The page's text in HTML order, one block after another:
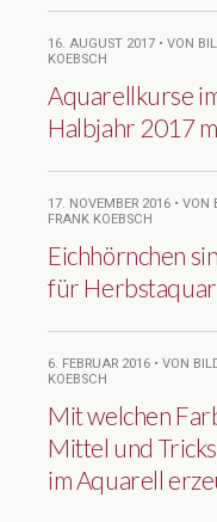
16. AUGUST 2017 • VON
KOEBSCH
Aquarellkurse
Halbjahr 2017
17. NOVEMBER 2016 • VON
FRANK KOEBSCH
Eichhörnchen
für
6. FEBRUAR 2016 • VON
KOEBSCH
Mit welchen
Mittel und
im Aquarell